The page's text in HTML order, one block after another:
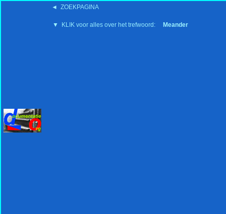
◄ ZOEKPAGINA
▼ KLIK voor alles over het trefwoord: Meander
'15:19 19-2-2008